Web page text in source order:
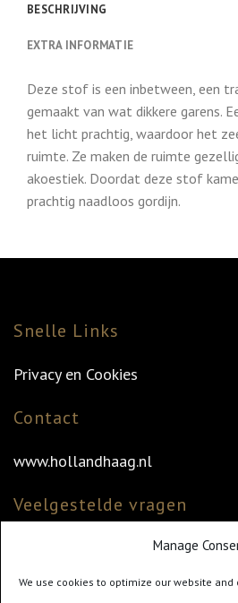
Manage
We use cookies to optimize our website and
BESCHRIJVING
EXTRA INFORMATIE
Deze stof is een inbetween, een
gemaakt van wat dikkere garens.
het licht prachtig, waardoor het
ruimte. Ze maken de ruimte
akoestiek. Doordat deze stof
prachtig naadloos gordijn.
Snelle Links
Privacy en Cookies
Contact
www.hollandhaag.nl
Veelgestelde vragen
Veelgestelde vragen